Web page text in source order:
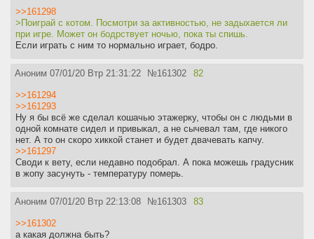
>>161298
>Поиграй с котом. Посмотри за активностью, не задыхается ли
при игре. Может он бодрствует ночью, пока ты спишь.
Если играть с ним то нормально играет, бодро.
Аноним 07/01/20 Втр 21:31:22 №161302 82
>>161294
>>161293
Ну я бы всё же сделал кошачью этажерку, чтобы он с людьми в
одной комнате сидел и привыкал, а не сычевал там, где никого
нет. А то он скоро хиккой станет и будет двачевать капчу.
>>161297
Своди к вету, если недавно подобрал. А пока можешь градусник
в жопу засунуть - температуру померь.
Аноним 07/01/20 Втр 22:13:08 №161303 83
>>161302
а какая должна быть?